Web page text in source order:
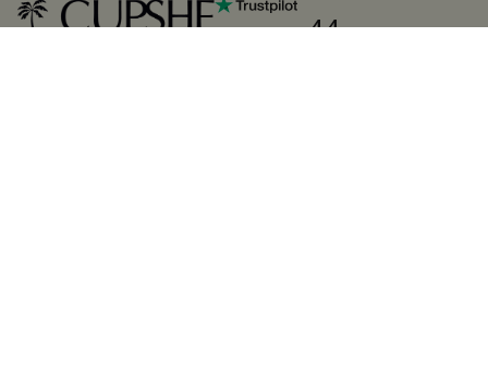
4.4